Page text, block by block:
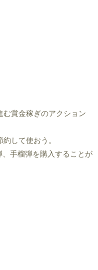
賞金稼ぎのアクション
して使おう。
手榴弾を購入することが